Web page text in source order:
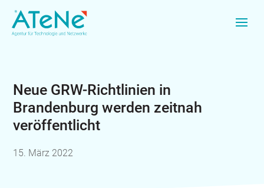
Neue GRW-Richtlinien in
Brandenburg werden zeitnah
veröffentlicht
15. März 2022